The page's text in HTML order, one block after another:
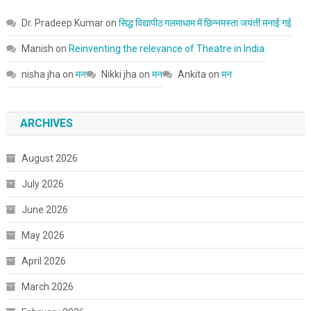
Dr. Pradeep Kumaron सिद्ध विद्यापीठ गलमाधाम में छिन्नमस्ता जयंती मनाई गई
Manish on Reinventing the relevance of Theatre in India.
nisha jha on मन Nikki jha on मन Ankita on मन
ARCHIVES
August 2026
July 2026
June 2026
May 2026
April 2026
March 2026